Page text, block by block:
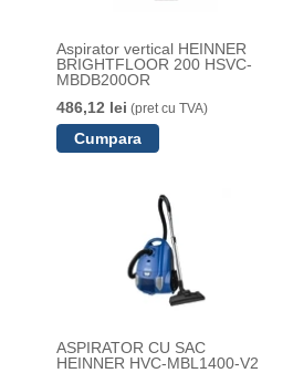
Aspirator vertical HEINNER
BRIGHTFLOOR 200 HSVC-
MBDB200OR
486,12 lei (pret cu TVA)
ASPIRATOR CU SAC
HEINNER HVC-MBL1400-V2